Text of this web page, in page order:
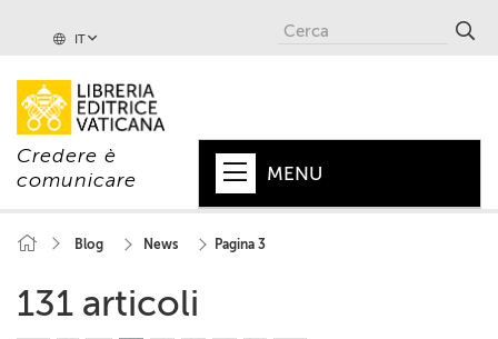
IT
Credere è
comunicare
MENU
Blog News Pagina 3
131 articoli